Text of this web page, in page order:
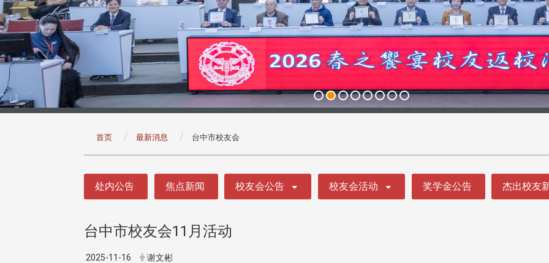
首页 最新消息 台中市校友会
处内公告 焦点新闻 校友会公告 校友会活动 奖学金公告 杰出校友
台中市校友会11月活动
2025-11-16 谢文彬